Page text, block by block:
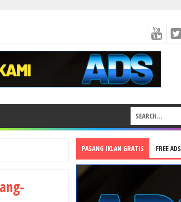
PASANG IKLAN GRATIS FREE ADS